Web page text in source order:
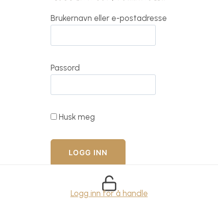
Brukernavn eller e-postadresse
Passord
Husk meg
Logg inn for å handle